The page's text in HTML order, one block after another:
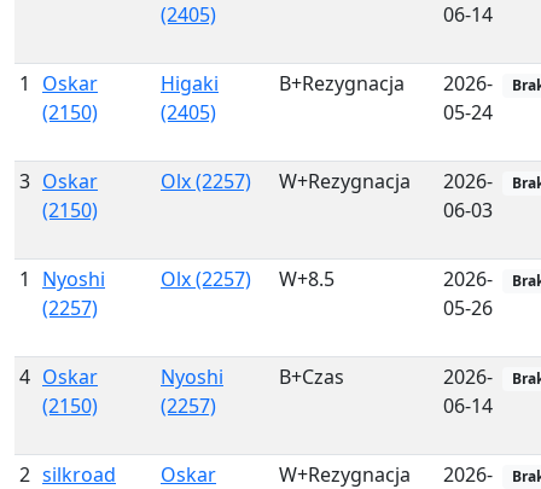
(2405)
06-14
1
Oskar
(2150)
Higaki
(2405)
B+Rezygnacja
2026-
05-24
3 Oskar
(2150)
Olx (2257) W+Rezygnacja
2026-
06-03
1
Nyoshi
(2257)
Olx (2257) W+8.5
2026-
05-26
4 Oskar
(2150)
Nyoshi
(2257)
B+Czas
2026-
06-14
2 silkroad
Oskar
W+Rezygnacja
2026-